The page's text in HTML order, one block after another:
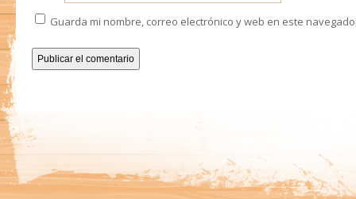
Guarda mi nombre, correo electrónico y web en este